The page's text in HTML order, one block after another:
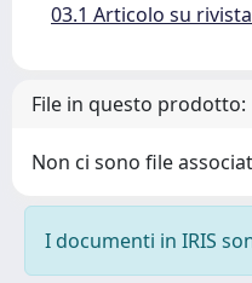
03.1 Articolo su
File in questo prodotto:
Non ci sono file
I documenti in IRIS